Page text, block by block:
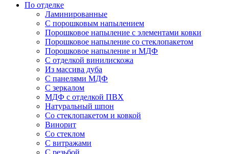
По отделке
Ламинированные
С порошковым напылением
Порошковое напыление с элементами ковки
Порошковое напыление со стеклопакетом
Порошковое напыление и МДФ
С отделкой винилискожа
Из массива дуба
С панелями МДФ
С зеркалом
МДФ с отделкой ПВХ
Натуральный шпон
Со стеклопакетом и ковкой
Винорит
Со стеклом
С витражами